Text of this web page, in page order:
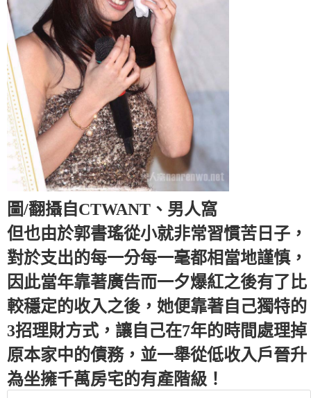
圖/翻攝自CTWANT、男人窩
但也由於郭書瑤從小就非常習慣苦日子，
對於支出的每一分每一毫都相當地謹慎，
因此當年靠著廣告而一夕爆紅之後有了比
較穩定的收入之後，她便靠著自己獨特的
3招理財方式，讓自己在7年的時間處理掉
原本家中的債務，並一舉從低收入戶晉升
為坐擁千萬房宅的有產階級！